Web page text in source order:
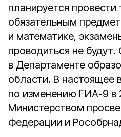
планируется
обязательным
и математике,
проводиться не будут.
в Департаменте
области. В настоящее
по изменению ГИА-9 в
Министерством
Федерации и